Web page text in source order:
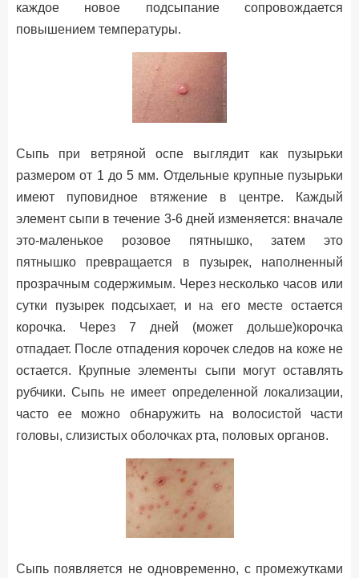
каждое новое подсыпание сопровождается
повышением температуры.
Сыпь при ветряной оспе выглядит как пузырьки
размером от 1 до 5 мм. Отдельные крупные пузырьки
имеют пуповидное втяжение в центре. Каждый
элемент сыпи в течение 3-6 дней изменяется: вначале
это-маленькое розовое пятнышко, затем это
пятнышко превращается в пузырек, наполненный
прозрачным содержимым. Через несколько часов или
сутки пузырек подсыхает, и на его месте остается
корочка. Через 7 дней (может дольше)корочка
отпадает. После отпадения корочек следов на коже не
остается. Крупные элементы сыпи могут оставлять
рубчики. Сыпь не имеет определенной локализации,
часто ее можно обнаружить на волосистой части
головы, слизистых оболочках рта, половых органов.
Сыпь появляется не одновременно, с промежутками